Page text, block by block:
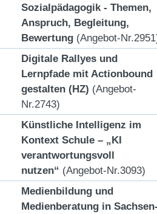
Sozialpädagogik - Themen,
Anspruch, Begleitung,
Bewertung (Angebot-
Digitale Rallyes und
Lernpfade mit Actionbound
gestalten (HZ) (Angebot-
Nr.2743)
Künstliche Intelligenz im
Kontext Schule – „KI
verantwortungsvoll
nutzen“ (Angebot-Nr.3093)
Medienbildung und
Medienberatung in